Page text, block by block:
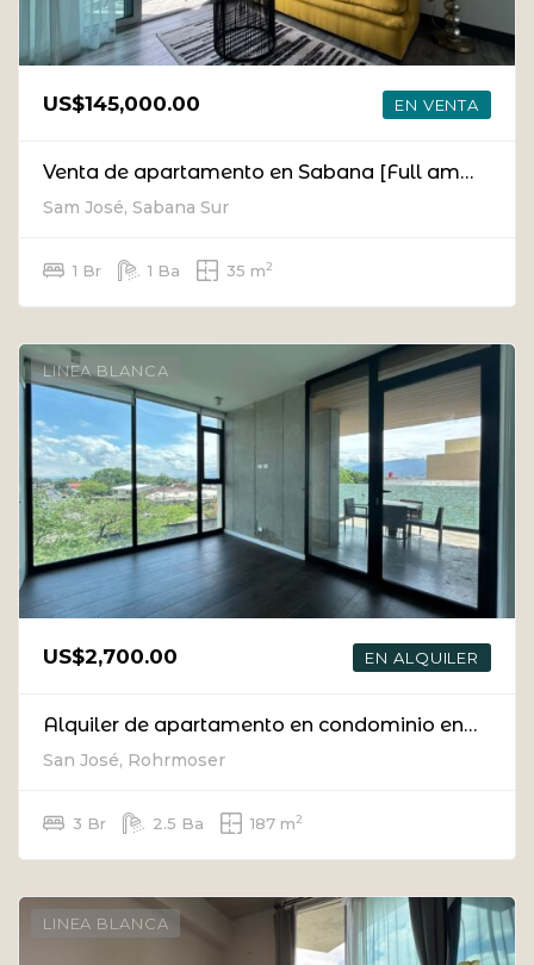
US$145,000.00 EN VENTA
Venta de apartamento en Sabana [Full amueblado]
Sam José, Sabana Sur
1 Br 1 Ba 35 m2
LINEA BLANCA
US$2,700.00 EN ALQUILER
Alquiler de apartamento en condominio en Rohrmoser, San José
San José, Rohrmoser
3 Br 2.5 Ba 187 m2
LINEA BLANCA